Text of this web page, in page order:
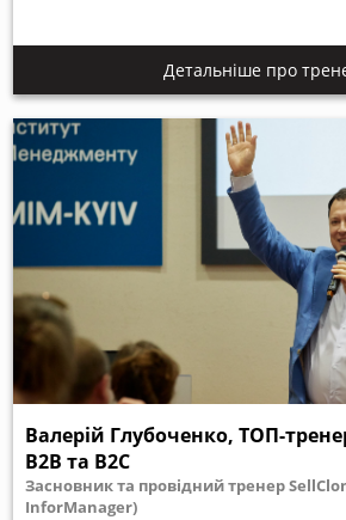
Детальніше про
Валерій Глубоченко, ТОП-
В2В та B2C
Засновник та провідний тренер
InforManager)